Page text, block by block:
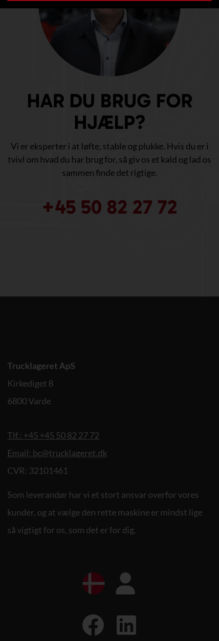
HAR DU BRUG FOR
HJÆLP?
Vi er eksperter i at løfte, stable og plukke. Hvis du er i
tvivl om hvad du har brug for, så giv os et kald og lad os
sammen finde det rigtige.
+45 50 82 27 72
Trucklageret ApS
Kirkediget 8
6800 Varde
Tlf.: +45 +45 50 82 27 72
Email: bc@trucklageret.dk
CVR: 32101461
Som leverandør har vi et stort ansvar overfor vores
kunder, og at vælge den rette maskine er mindst lige
så vigtigt for os, som det er for dig.